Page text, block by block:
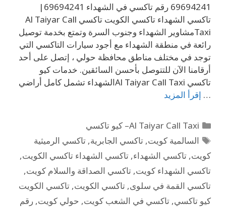
69694241 رقم تاكسي في الشهداء 69694241|
تاكسي الشهداء تاكسي الكويت تاكسي Al Taiyar Call
Taxiمشاوير الشهداء وجنوب السرة وتمتع بخدمة توصيل
رائعة في منطقة الشهداء مع أجود سيارات التاكسي التي
توجد في مختلف مناطق محافظة حولي ، إتصل على أحد
أرقامنا الآن للتتوصل بأحسن السائقين. خدمات كيو
تاكسي Al Taiyar Call Taxiالشهداء تشمل كامل أراضي
… إقرأ المزيد
Al Taiyar Call Taxi– كيو تاكسي
السالمية كويت,تاكسي الجابرية,تاكسي الرميثية
كويت, تاكسي الشهداء, تاكسي الشهداء تاكسي الكويت,
تاكسي الشهداء كويت, تاكسي الصداقة والسلام كويت,
تاكسي القمة في سلوى, تاكسي الكويت, تاكسي الكويت
كيو تاكسي, تاكسي في الشعب كويت, حولي كويت, رقم